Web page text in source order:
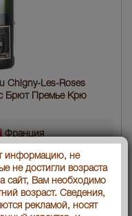
Chigny-Les-Roses
Брют Премье Крю
Франция
информацию, не
не достигли возраста
сайт, Вам необходимо
возраст. Сведения,
рекламой, носят